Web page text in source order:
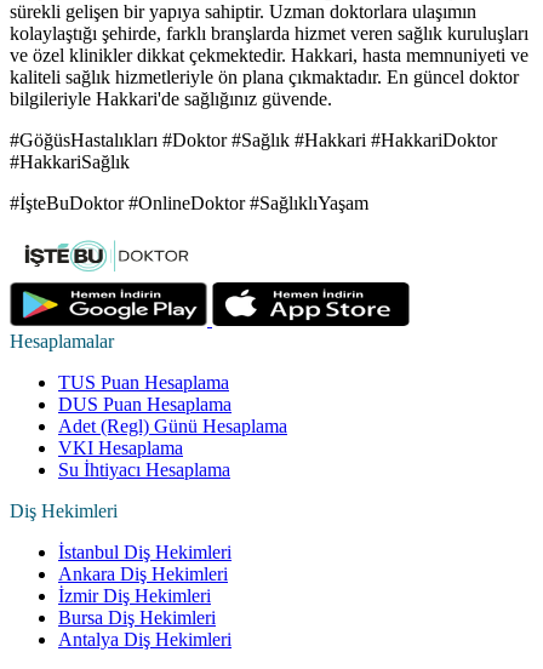
sürekli gelişen bir yapıya sahiptir. Uzman doktorlara ulaşımın
kolaylaştığı şehirde, farklı branşlarda hizmet veren sağlık kuruluşları
ve özel klinikler dikkat çekmektedir. Hakkari, hasta memnuniyeti ve
kaliteli sağlık hizmetleriyle ön plana çıkmaktadır. En güncel doktor
bilgileriyle Hakkari'de sağlığınız güvende.
#GöğüsHastalıkları #Doktor #Sağlık #Hakkari #HakkariDoktor
#HakkariSağlık
#İşteBuDoktor #OnlineDoktor #SağlıklıYaşam
Hesaplamalar
TUS Puan Hesaplama
DUS Puan Hesaplama
Adet (Regl) Günü Hesaplama
VKI Hesaplama
Su İhtiyacı Hesaplama
Diş Hekimleri
İstanbul Diş Hekimleri
Ankara Diş Hekimleri
İzmir Diş Hekimleri
Bursa Diş Hekimleri
Antalya Diş Hekimleri